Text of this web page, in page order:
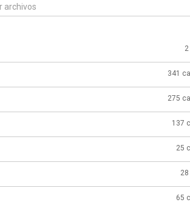
341
275
137
25
65